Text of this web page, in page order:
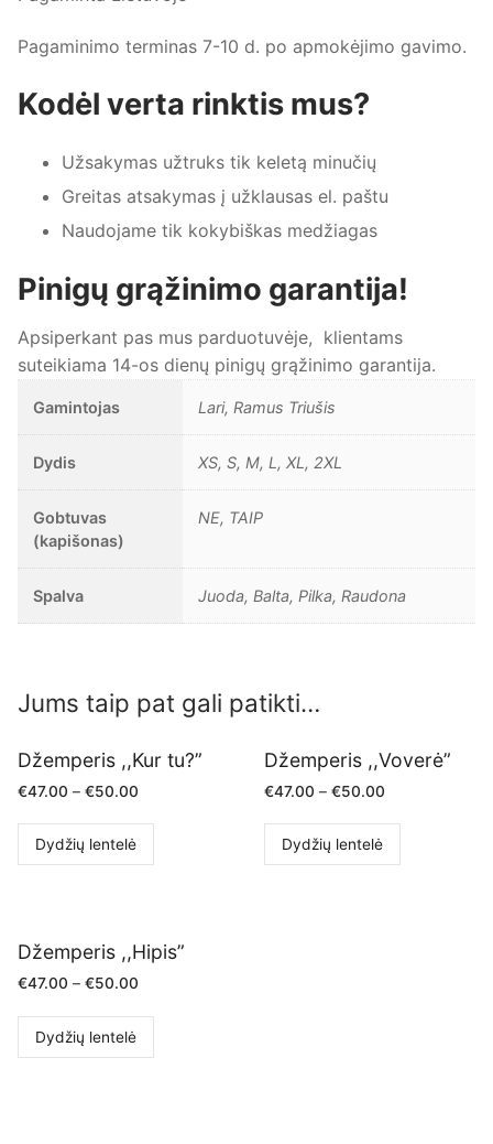
Pagaminimo terminas 7-10 d. po apmokėjimo gavimo.
Kodėl verta rinktis mus?
Užsakymas užtruks tik keletą minučių
Greitas atsakymas į užklausas el. paštu
Naudojame tik kokybiškas medžiagas
Pinigų grąžinimo garantija!
Apsiperkant pas mus parduotuvėje, klientams
suteikiama 14-os dienų pinigų grąžinimo garantija.
Gamintojas Lari, Ramus Triušis
Dydis XS, S, M, L, XL, 2XL
Gobtuvas
(kapišonas)
NE, TAIP
Spalva Juoda, Balta, Pilka, Raudona
Jums taip pat gali patikti…
Džemperis ,,Kur tu?”
€47.00 – €50.00
Dydžių lentelė
Džemperis ,,Voverė”
€47.00 – €50.00
Dydžių lentelė
Džemperis ,,Hipis”
€47.00 – €50.00
Dydžių lentelė